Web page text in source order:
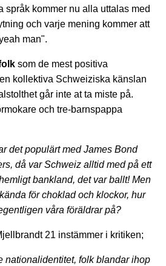
språk kommer nu alla uttalas med
och varje mening kommer att
man".
som de mest positiva
kollektiva Schweiziska känslan
går inte at ta miste på.
och tre-barnspappa
det populärt med James Bond
då var Schweiz alltid med på ett
bankland, det var ballt! Men
för choklad och klockor, hur
våra föräldrar på?
21 instämmer i kritiken;
nationalidentitet, folk blandar ihop